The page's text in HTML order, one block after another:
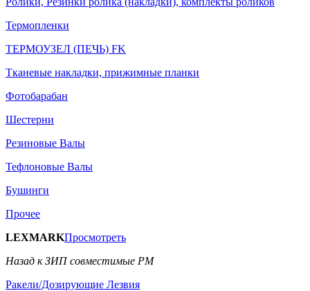
Термопленки
ТЕРМОУЗЕЛ (ПЕЧЬ) FK
Тканевые накладки, прижимные планки
Фотобарабан
Шестерни
Резиновые Валы
Тефлоновые Валы
Бушинги
Прочее
LEXMARKПросмотреть
Назад к ЗИП совместимые РМ
Ракели/Дозирующие Лезвия